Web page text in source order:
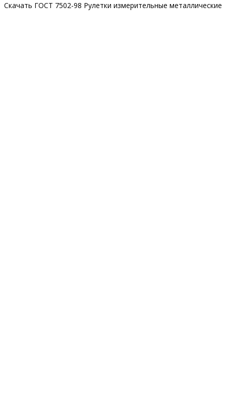
Скачать ГОСТ 7502-98 Рулетки измерительные металлические